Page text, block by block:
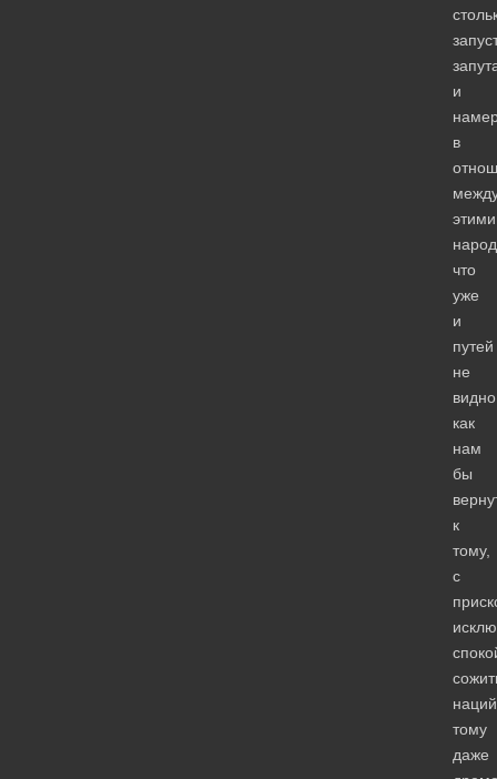
и
в
этими
что
уже
и
путей
не
как
нам
бы
к
тому,
с
тому
даже